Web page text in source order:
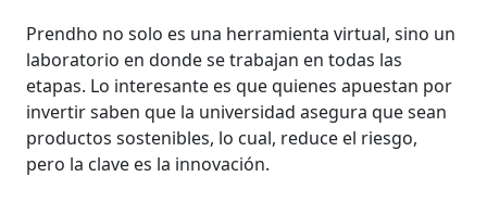
Prendho no solo es una herramienta virtual, sino un
laboratorio en donde se trabajan en todas las
etapas. Lo interesante es que quienes apuestan por
invertir saben que la universidad asegura que sean
productos sostenibles, lo cual, reduce el riesgo,
pero la clave es la innovación.